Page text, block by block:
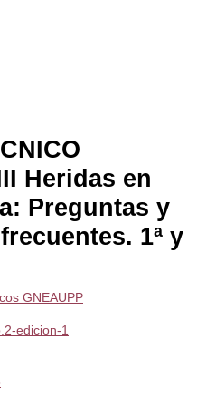
Heridas en
Preguntas y
1ª y
GNEAUPP
edicion-1